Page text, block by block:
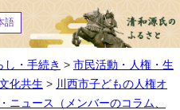
語
し・手続き > 市民活動・人権・生
化共生 > 川西市子どもの人権オ
ニュース（メンバーのコラム、